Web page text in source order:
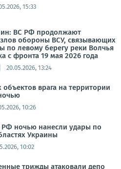
15:33
ВС РФ продолжают
обороны ВСУ, связывающих
по левому берегу реки Волчья
с фронта 19 мая 2026 года
20.05.2026, 13:24
врага на территории
10:26
РФ ночью нанесли удары по
Украины
10:02
трижды атаковали депо